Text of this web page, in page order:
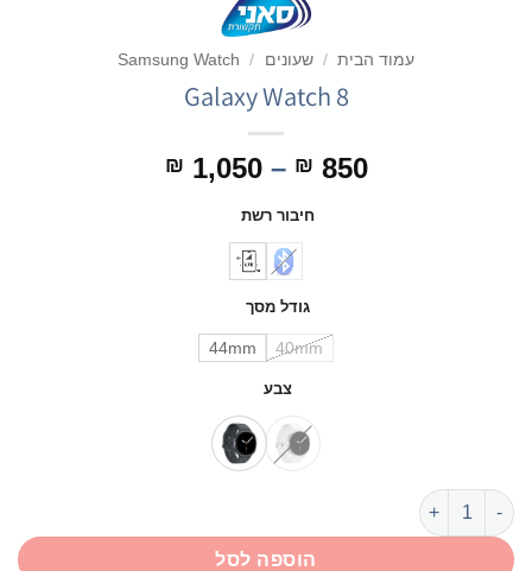
עמוד הבית / שעונים /
Samsung Watch
Galaxy Watch 8
₪ 850
–
₪ 1,050
חיבור רשת
גודל מסך
40mm
44mm
צבע
כמות של Galaxy Watch 8
הוספה לסל